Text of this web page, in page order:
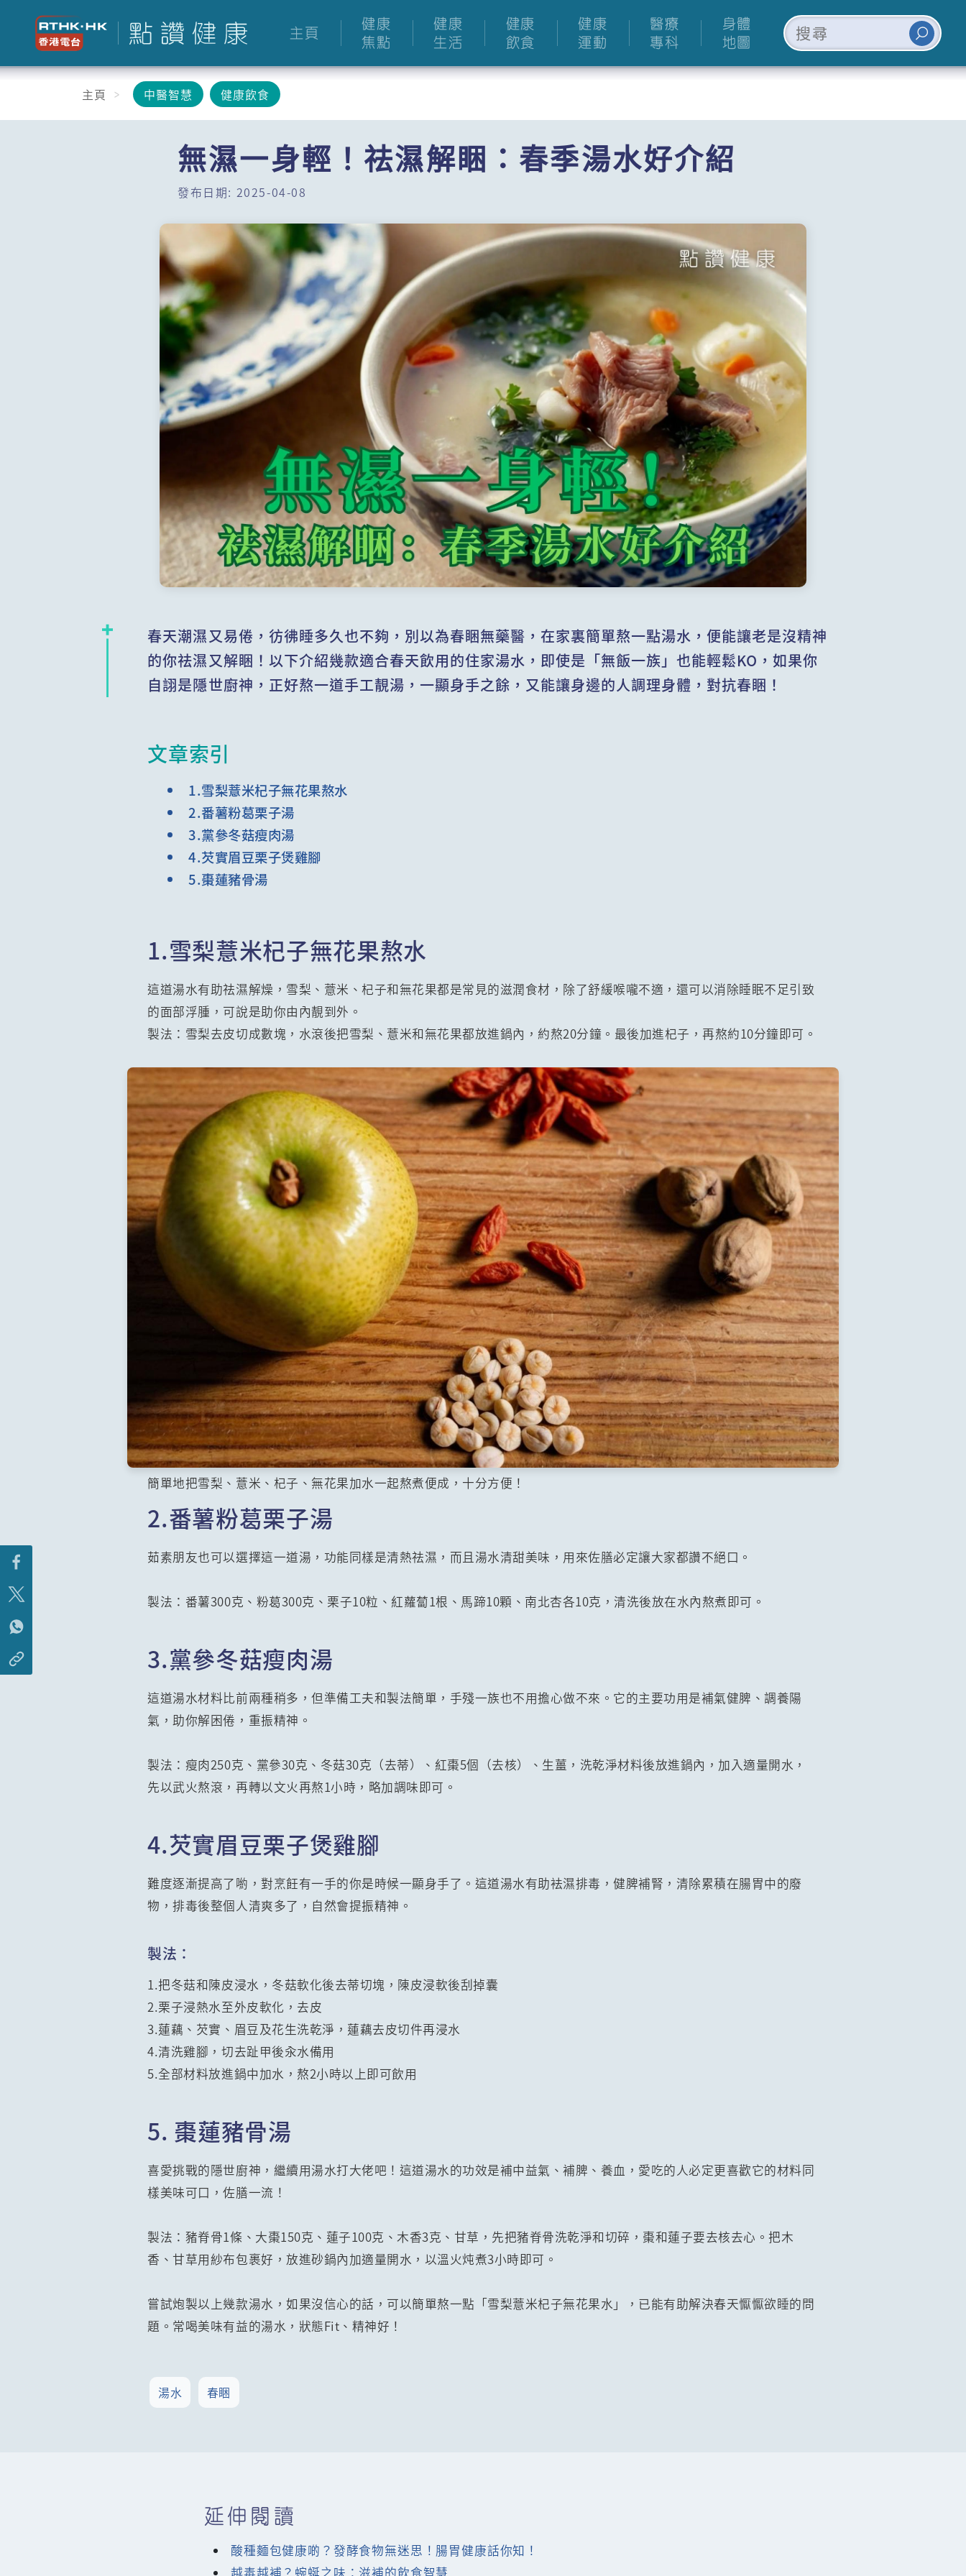
主頁
健康
焦點
健康
生活
健康
飲食
健康
運動
醫療
專科
身體
地圖
主頁 中醫智慧 健康飲食
無濕一身輕！祛濕解睏：春季湯水好介紹
發布日期: 2025-04-08
春天潮濕又易倦，彷彿睡多久也不夠，別以為春睏無藥醫，在家裏簡單熬一點湯水，便能讓老是沒精神
的你祛濕又解睏！以下介紹幾款適合春天飲用的住家湯水，即使是「無飯一族」也能輕鬆KO，如果你
自詡是隱世廚神，正好熬一道手工靚湯，一顯身手之餘，又能讓身邊的人調理身體，對抗春睏！
文章索引
1.雪梨薏米杞子無花果熬水
2.番薯粉葛栗子湯
3.黨參冬菇瘦肉湯
4.芡實眉豆栗子煲雞腳
5.棗蓮豬骨湯
1.雪梨薏米杞子無花果熬水
這道湯水有助祛濕解燥，雪梨、薏米、杞子和無花果都是常見的滋潤食材，除了舒緩喉嚨不適，還可以消除睡眠不足引致
的面部浮腫，可說是助你由內靚到外。
製法：雪梨去皮切成數塊，水滾後把雪梨、薏米和無花果都放進鍋內，約熬20分鐘。最後加進杞子，再熬約10分鐘即可。
簡單地把雪梨、薏米、杞子、無花果加水一起熬煮便成，十分方便！
2.番薯粉葛栗子湯
茹素朋友也可以選擇這一道湯，功能同樣是清熱祛濕，而且湯水清甜美味，用來佐膳必定讓大家都讚不絕口。
製法：番薯300克、粉葛300克、栗子10粒、紅蘿蔔1根、馬蹄10顆、南北杏各10克，清洗後放在水內熬煮即可。
3.黨參冬菇瘦肉湯
這道湯水材料比前兩種稍多，但準備工夫和製法簡單，手殘一族也不用擔心做不來。它的主要功用是補氣健脾、調養陽
氣，助你解困倦，重振精神。
製法：瘦肉250克、黨參30克、冬菇30克（去蒂）、紅棗5個（去核）、生薑，洗乾淨材料後放進鍋內，加入適量開水，
先以武火熬滾，再轉以文火再熬1小時，略加調味即可。
4.芡實眉豆栗子煲雞腳
難度逐漸提高了喲，對烹飪有一手的你是時候一顯身手了。這道湯水有助袪濕排毒，健脾補腎，清除累積在腸胃中的廢
物，排毒後整個人清爽多了，自然會提振精神。
製法：
1.把冬菇和陳皮浸水，冬菇軟化後去蒂切塊，陳皮浸軟後刮掉囊
2.栗子浸熱水至外皮軟化，去皮
3.蓮藕、芡實、眉豆及花生洗乾淨，蓮藕去皮切件再浸水
4.清洗雞腳，切去趾甲後汆水備用
5.全部材料放進鍋中加水，熬2小時以上即可飲用
5. 棗蓮豬骨湯
喜愛挑戰的隱世廚神，繼續用湯水打大佬吧！這道湯水的功效是補中益氣、補脾、養血，愛吃的人必定更喜歡它的材料同
樣美味可口，佐膳一流！
製法：豬脊骨1條、大棗150克、蓮子100克、木香3克、甘草，先把豬脊骨洗乾淨和切碎，棗和蓮子要去核去心。把木
香、甘草用紗布包裹好，放進砂鍋內加適量開水，以溫火炖煮3小時即可。
嘗試炮製以上幾款湯水，如果沒信心的話，可以簡單熬一點「雪梨薏米杞子無花果水」，已能有助解決春天懨懨欲睡的問
題。常喝美味有益的湯水，狀態Fit、精神好！
湯水 春睏
延伸閱讀
酸種麵包健康啲？發酵食物無迷思！腸胃健康話你知！
越毒越補？蜿蜒之味：滋補的飲食智慧